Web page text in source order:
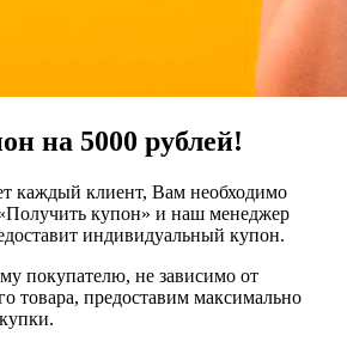
на 5000 рублей!
каждый клиент, Вам необходимо
купон» и наш менеджер
индивидуальный купон.
покупателю, не зависимо от
товара, предоставим максимально